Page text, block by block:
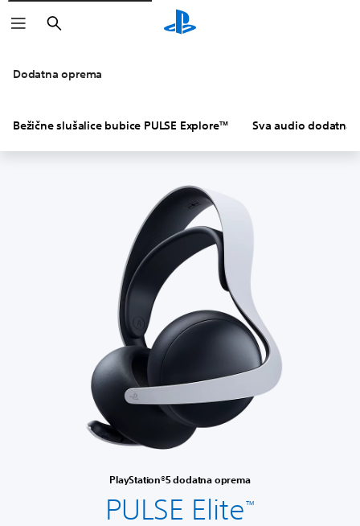
Dodatna oprema
Bežične slušalice bubice PULSE Explore™ Sva audio dodatna
PlayStation®5 dodatna oprema
PULSE Elite™